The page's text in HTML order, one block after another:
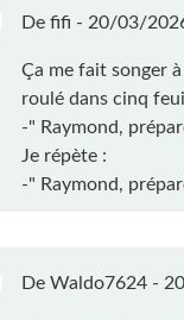
De fifi - 20/03/
Ça me fait songer
roulé dans cinq
-" Raymond,
Je répète :
-" Raymond,
De Waldo7624 -